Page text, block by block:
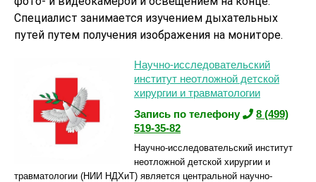
Специалист занимается изучением дыхательных
путей путем получения изображения на мониторе.
Научно-исследовательский
институт неотложной детской
хирургии и травматологии
Запись по телефону
8 (499)
519-35-82
Научно-исследовательский институт
неотложной детской хирургии и
травматологии (НИИ НДХиТ) является центральной научно-